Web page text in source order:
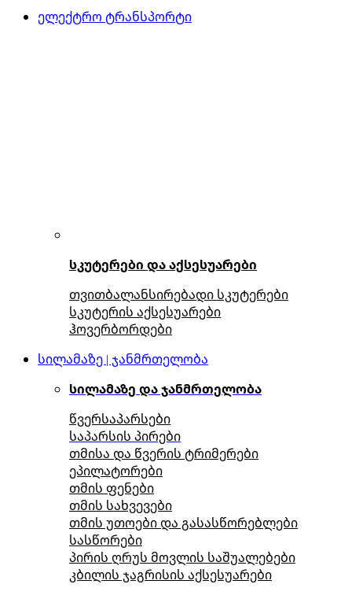
ელექტრო ტრანსპორტი
სკუტერები და აქსესუარები
თვითბალანსირებადი სკუტერები
სკუტერის აქსესუარები
ჰოვერბორდები
სილამაზე | ჯანმრთელობა
სილამაზე და ჯანმრთელობა
წვერსაპარსები
საპარსის პირები
თმისა და წვერის ტრიმერები
ეპილატორები
თმის ფენები
თმის სახვევები
თმის უთოები და გასასწორებლები
სასწორები
პირის ღრუს მოვლის საშუალებები
კბილის ჯაგრისის აქსესუარები